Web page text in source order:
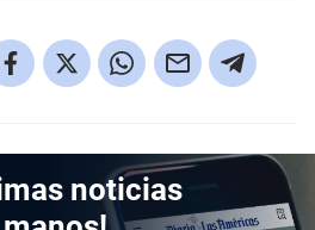
noticias